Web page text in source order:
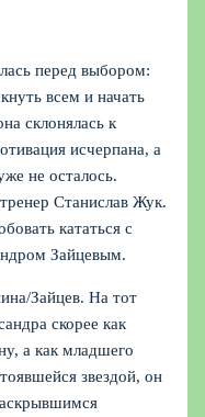
перед выбором:
всем и начать
склонялась к
исчерпана, а
не осталось.
Станислав Жук.
кататься с
Зайцевым.
Зайцев. На тот
скорее как
а как младшего
звездой, он